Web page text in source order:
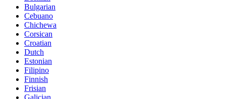
Bulgarian
Cebuano
Chichewa
Corsican
Croatian
Dutch
Estonian
Filipino
Finnish
Frisian
Galician